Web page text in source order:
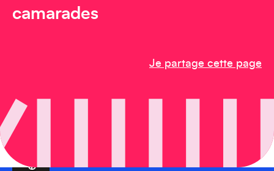
camarades
Je partage cette page
Amérique du Nord